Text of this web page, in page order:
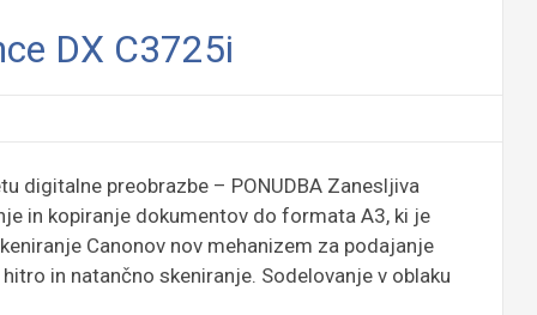
DX C3725i
digitalne preobrazbe – PONUDBA Zanesljiva
in kopiranje dokumentov do formata A3, ki je
Canonov nov mehanizem za podajanje
in natančno skeniranje. Sodelovanje v oblaku